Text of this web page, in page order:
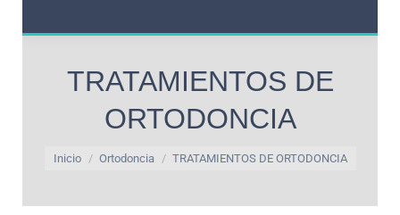
TRATAMIENTOS DE
ORTODONCIA
Estás aquí:
Inicio Ortodoncia TRATAMIENTOS DE ORTODONCIA